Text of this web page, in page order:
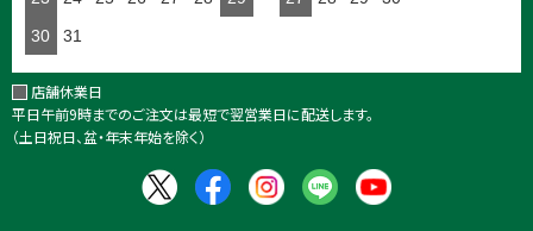
30
31
店舗休業日
平日午前9時までのご注文は最短で翌営業日に配送します。
（土日祝日、盆・年末年始を除く）